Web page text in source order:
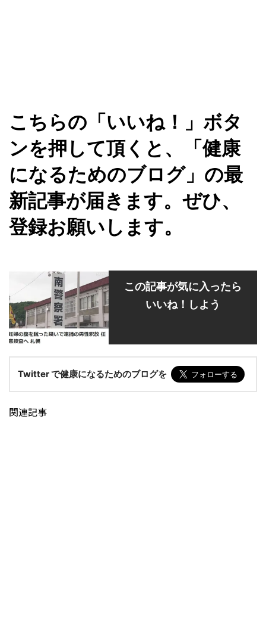
こちらの「いいね！」ボタ
ンを押して頂くと、「健康
になるためのブログ」の最
新記事が届きます。ぜひ、
登録お願いします。
この記事が気に入ったら
いいね！しよう
Twitter で健康になるためのブログを
関連記事